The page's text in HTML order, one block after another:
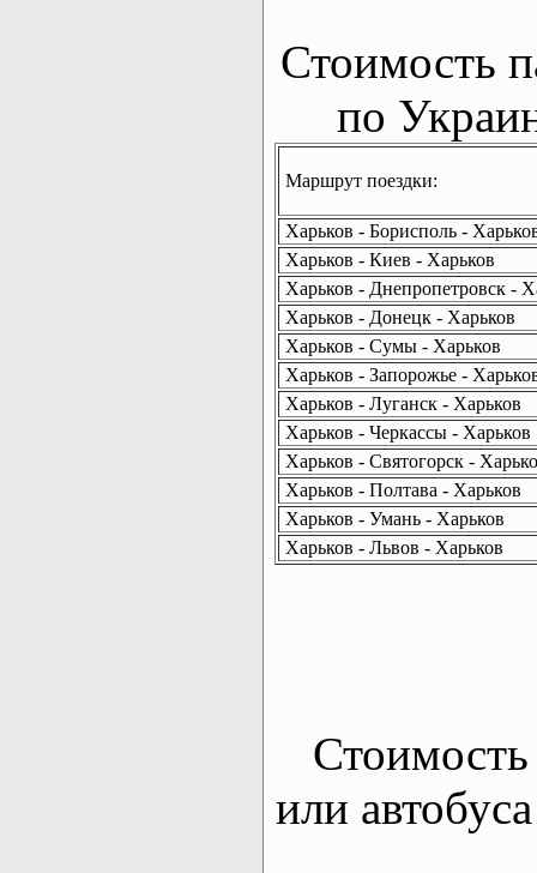
Стоимость
по
Маршрут поездки:
Харьков - Борисполь -
Харьков - Киев - Харьков
Харьков - Днепропетровск -
Харьков - Донецк - Харьков
Харьков - Сумы - Харьков
Харьков - Запорожье -
Харьков - Луганск - Харьков
Харьков - Черкассы - Харьков
Харьков - Святогорск -
Харьков - Полтава - Харьков
Харьков - Умань - Харьков
Харьков - Львов - Харьков
Стоимость
или